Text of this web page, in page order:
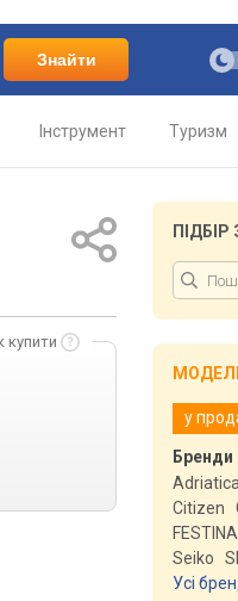
Знайти
Інструмент Туризм
купити
МОДЕЛІ
у
Бренди
Adriatica
Citizen
FESTINA
Seiko
Усі